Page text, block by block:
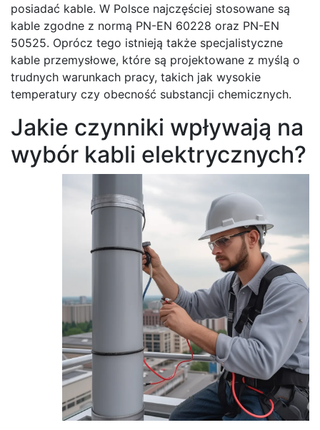
posiadać kable. W Polsce najczęściej stosowane są
kable zgodne z normą PN-EN 60228 oraz PN-EN
50525. Oprócz tego istnieją także specjalistyczne
kable przemysłowe, które są projektowane z myślą o
trudnych warunkach pracy, takich jak wysokie
temperatury czy obecność substancji chemicznych.
Jakie czynniki wpływają na
wybór kabli elektrycznych?